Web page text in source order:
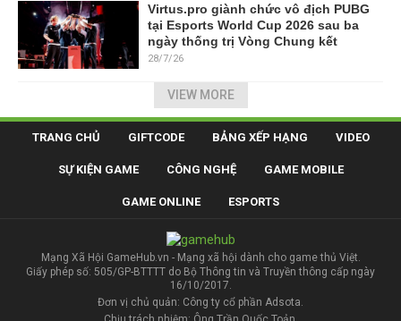
Virtus.pro giành chức vô địch PUBG
tại Esports World Cup 2026 sau ba
ngày thống trị Vòng Chung kết
28/7/26
VIEW MORE
TRANG CHỦ GIFTCODE BẢNG XẾP HẠNG VIDEO
SỰ KIỆN GAME CÔNG NGHỆ GAME MOBILE
GAME ONLINE ESPORTS
Mạng Xã Hội GameHub.vn - Mạng xã hội dành cho game thủ Việt.
Giấy phép số: 505/GP-BTTTT do Bộ Thông tin và Truyền thông cấp ngày
16/10/2017.
Đơn vị chủ quản: Công ty cổ phần Adsota.